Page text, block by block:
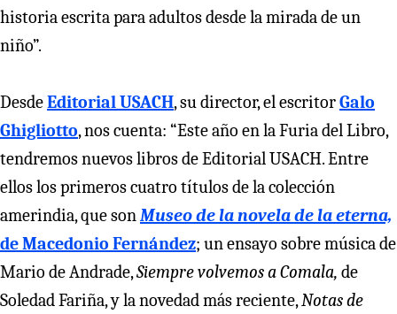
historia escrita para adultos desde la mirada de un
niño”.
DesdeEditorial USACH, su director, el escritorGalo
Ghigliotto, nos cuenta: “Este año en la Furia del Libro,
tendremos nuevos libros de Editorial USACH. Entre
ellos los primeros cuatro títulos de la colección
amerindia, que son Museo de la novela de la eterna,
de Macedonio Fernández; un ensayo sobre música de
Mario de Andrade,Siempre volvemos a Comala, de
Soledad Fariña, y la novedad más reciente, Notas de